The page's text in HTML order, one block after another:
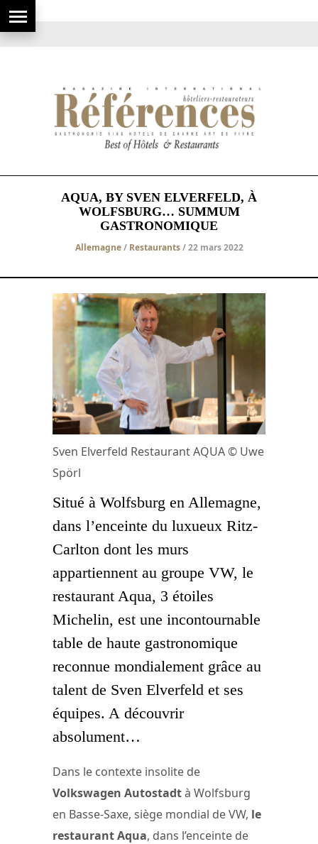
AQUA, BY SVEN ELVERFELD, À
WOLFSBURG… SUMMUM
GASTRONOMIQUE
Allemagne/ Restaurants/ 22 mars 2022
Sven Elverfeld Restaurant AQUA © Uwe
Spörl
Situé à Wolfsburg en Allemagne,
dans l’enceinte du luxueux Ritz-
Carlton dont les murs
appartiennent au groupe VW, le
restaurant Aqua, 3 étoiles
Michelin, est une incontournable
table de haute gastronomique
reconnue mondialement grâce au
talent de Sven Elverfeld et ses
équipes. A découvrir
absolument…
Dans le contexte insolite de
Volkswagen Autostadtà Wolfsburg
en Basse-Saxe, siège mondial de VW, le
restaurant Aqua, dans l’enceinte de